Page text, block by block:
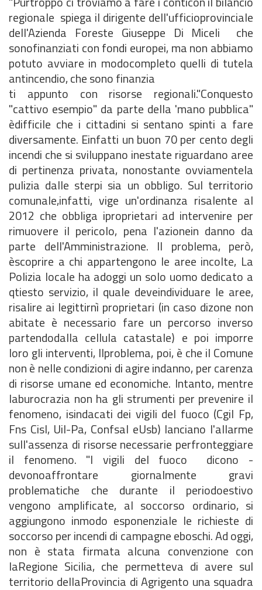
regionale  spiega il dirigente dell'ufficioprovinciale
dell'Azienda Foreste Giuseppe Di Miceli  che
sonofinanziati con fondi europei, ma non abbiamo
potuto avviare in modocompleto quelli di tutela
antincendio, che sono finanzia
ti appunto con risorse regionali."Conquesto
"cattivo esempio" da parte della 'mano pubblica"
èdifficile che i cittadini si sentano spinti a fare
diversamente. Einfatti un buon 70 per cento degli
incendi che si sviluppano inestate riguardano aree
di pertinenza privata, nonostante ovviamentela
pulizia dalle sterpi sia un obbligo. Sul territorio
comunale,infatti, vige un'ordinanza risalente al
2012 che obbliga iproprietari ad intervenire per
rimuovere il pericolo, pena l'azionein danno da
parte dell'Amministrazione. Il problema, però,
èscoprire a chi appartengono le aree incolte, La
Polizia locale ha adoggi un solo uomo dedicato a
qtiesto servizio, il quale deveindividuare le aree,
risalire ai legittirnì proprietari (in caso dizone non
abitate è necessario fare un percorso inverso
partendodalla cellula catastale) e poi imporre
loro gli interventi, Ilproblema, poi, è che il Comune
non è nelle condizioni di agire indanno, per carenza
di risorse umane ed economiche. Intanto, mentre
laburocrazia non ha gli strumenti per prevenire il
fenomeno, isindacati dei vigili del fuoco (Cgil Fp,
Fns Cisl, Uil-Pa, Confsal eUsb) lanciano l'allarme
sull'assenza di risorse necessarie perfronteggiare
il fenomeno. "I vigili del fuoco  dicono -
devonoaffrontare giornalmente gravi
problematiche che durante il periodoestivo
vengono amplificate, al soccorso ordinario, si
aggiungono inmodo esponenziale le richieste di
soccorso per incendi di campagne eboschi. Ad oggi,
non è stata firmata alcuna convenzione con
laRegione Sicilia, che permetteva di avere sul
territorio dellaProvincia di Agrigento una squadra